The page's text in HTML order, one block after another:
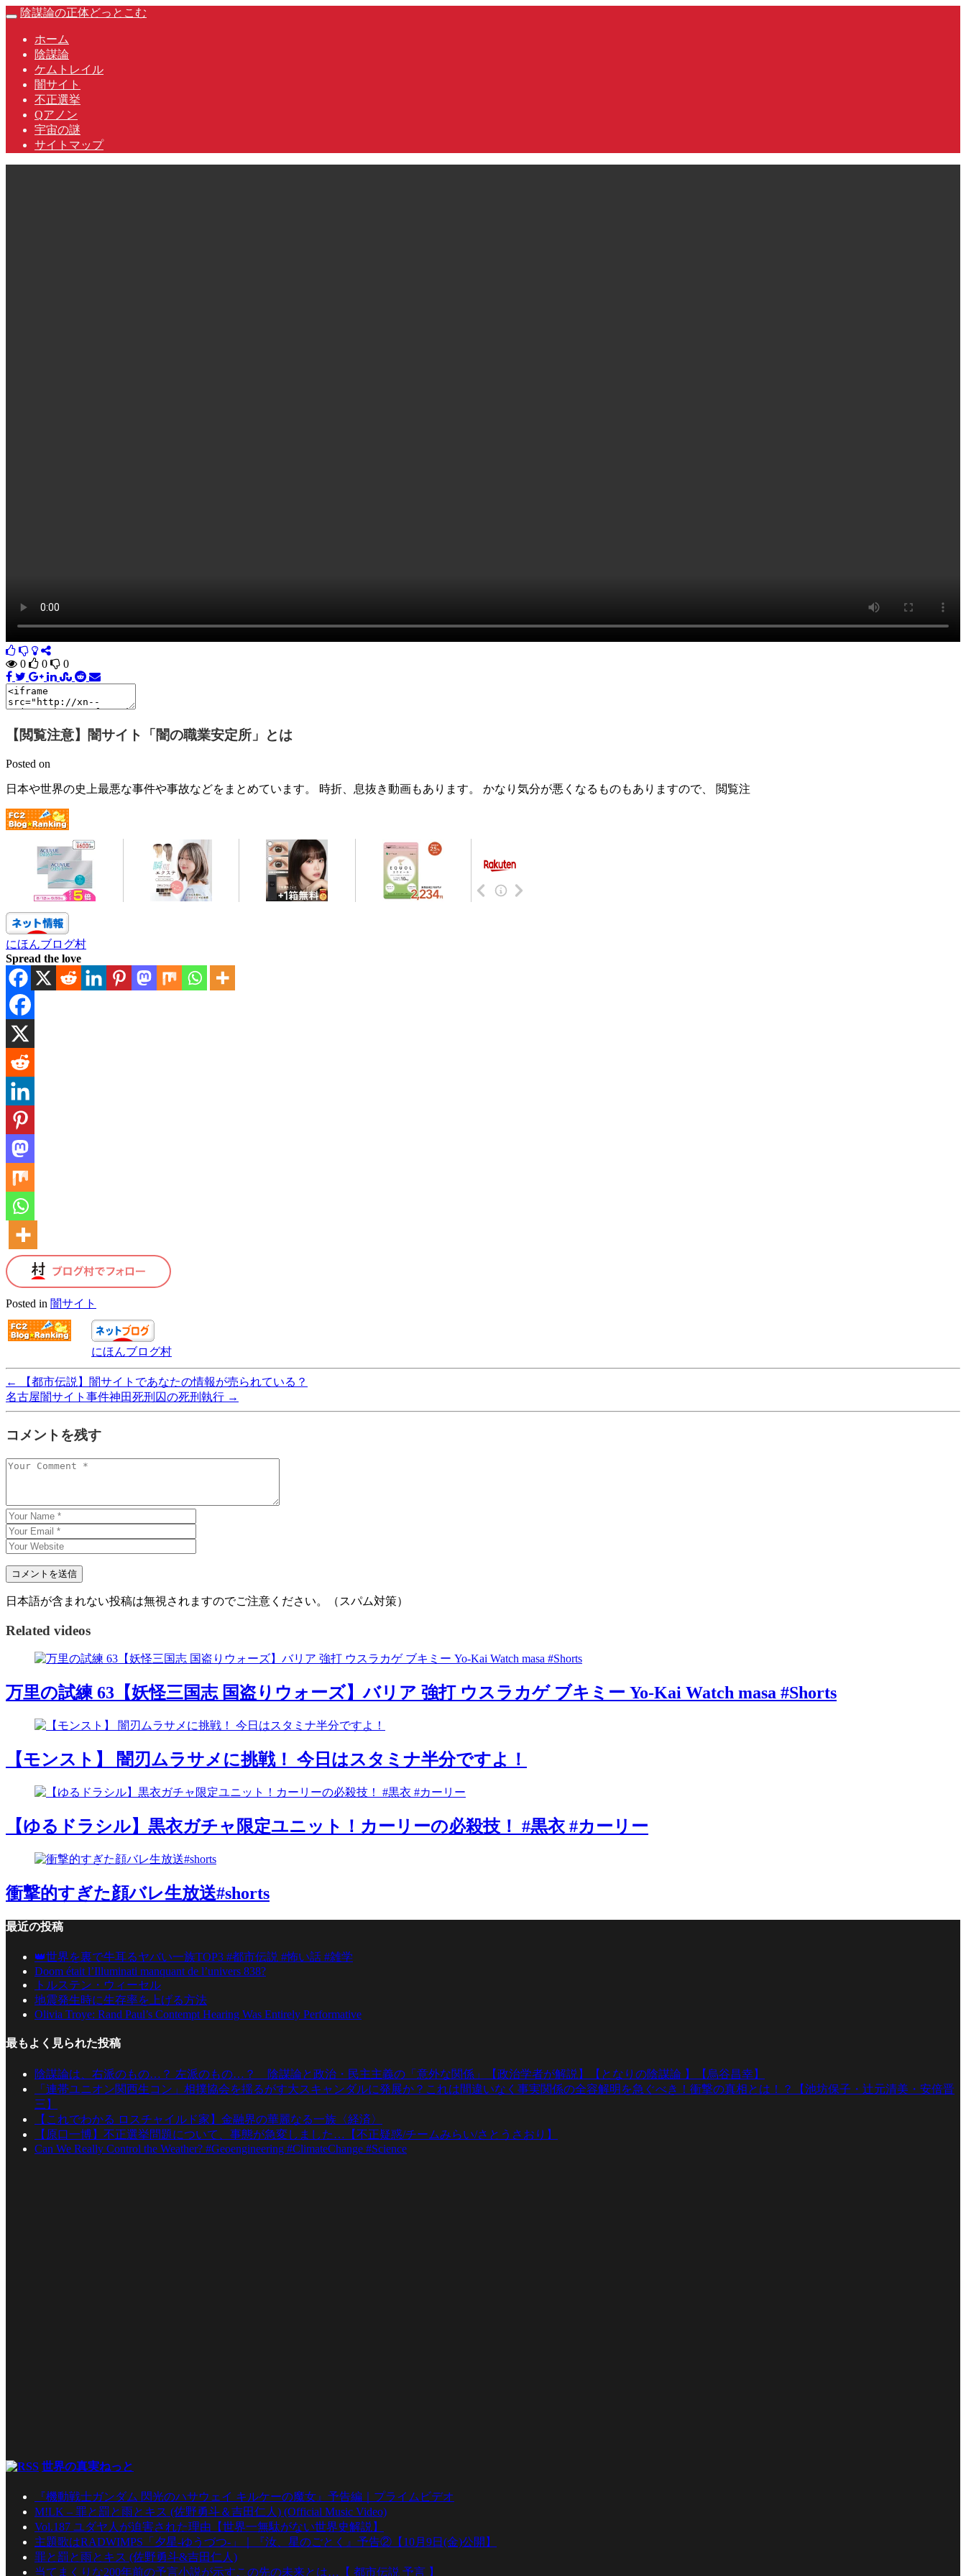
Skip
content
Toggle
陰謀論の正体どっとこむ
ホーム
陰謀論
ケムトレイル
闇サイト
不正選挙
Qアノン
宇宙の謎
サイトマップ
0 0 0
【閲覧注意】闇サイト「闇の職業安定所」とは
Posted on
日本や世界の史上最悪な事件や事故などをまとめています。 時折、息抜き動画もあります。 かなり気分が悪くなるものもありますので、 閲覧注
にほんブログ村
Spread the love
Posted in 闇サイト
にほんブログ村
←
【都市伝説】闇サイトであなたの情報が売られている？
名古屋闇サイト事件神田死刑囚の死刑執行 →
コメントを残す
日本語が含まれない投稿は無視されますのでご注意ください。（スパム対策）
Related videos
万里の試練 63【妖怪三国志 国盗りウォーズ】バリア 強打 ウスラカゲ ブキミー Yo-Kai Watch masa #Shorts
【モンスト】 闇刃ムラサメに挑戦！ 今日はスタミナ半分ですよ！
【ゆるドラシル】黒衣ガチャ限定ユニット！カーリーの必殺技！ #黒衣 #カーリー
衝撃的すぎた顔バレ生放送#shorts
最近の投稿
👑世界を裏で牛耳るヤバい一族TOP3 #都市伝説 #怖い話 #雑学
Doom était l’Illuminati manquant de l’univers 838?
トルステン・ウィーセル
地震発生時に生存率を上げる方法
Olivia Troye: Rand Paul’s Contempt Hearing Was Entirely Performative
最もよく見られた投稿
陰謀論は、右派のもの…？ 左派のもの…？ 陰謀論と政治・民主主義の「意外な関係」【政治学者が解説】【となりの陰謀論 】【烏谷昌幸】
「連帯ユニオン関西生コン」相撲協会を揺るがす大スキャンダルに発展か？これは間違いなく事実関係の全容解明を急ぐべき！衝撃の真相とは！？【池坊保子・辻元清美・安倍晋
三】
【これでわかる ロスチャイルド家】金融界の華麗なる一族〈経済〉
【原口一博】不正選挙問題について、事態が急変しました…【不正疑惑/チームみらい/さとうさおり】
Can We Really Control the Weather? #Geoengineering #ClimateChange #Science
世界の真実ねっと
『機動戦士ガンダム 閃光のハサウェイ キルケーの魔女』予告編｜プライムビデオ
M!LK – 罪と罰と雨とキス (佐野勇斗＆吉田仁人) (Official Music Video)
Vol.187 ユダヤ人が迫害された理由【世界一無駄がない世界史解説】
主題歌はRADWIMPS「夕星-ゆうづつ-」｜『汝、星のごとく』予告②【10月9日(金)公開】
罪と罰と雨とキス (佐野勇斗&吉田仁人)
当てまくりな200年前の予言小説が示すこの先の未来とは…【 都市伝説 予言 】